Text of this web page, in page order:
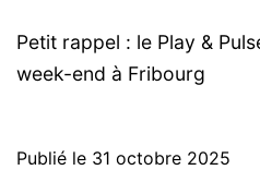
Petit rappel : le Play &
week-end à Fribourg
Publié le 31 octobre 2025